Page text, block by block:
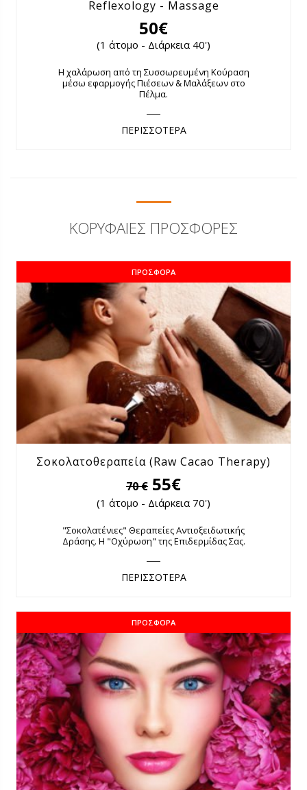
Reflexology - Massage
50€
(1 άτομο - Διάρκεια 40')
Η χαλάρωση από τη Συσσωρευμένη Κούραση
μέσω εφαρμογής Πιέσεων & Μαλάξεων στο
Πέλμα.
ΠΕΡΙΣΣΟΤΕΡΑ
ΚΟΡΥΦΑΊΕΣ ΠΡΟΣΦΟΡΈΣ
ΠΡΟΣΦΟΡΆ
Σοκολατοθεραπεία (Raw Cacao Therapy)
70 € 55€
(1 άτομο - Διάρκεια 70')
"Σοκολατένιες" Θεραπείες Αντιοξειδωτικής
Δράσης. Η "Οχύρωση" της Επιδερμίδας Σας.
ΠΕΡΙΣΣΟΤΕΡΑ
ΠΡΟΣΦΟΡΆ